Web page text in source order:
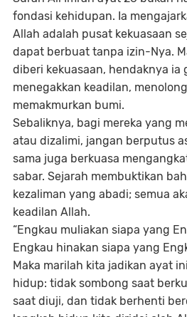
fondasi kehidupan. Ia
Allah adalah pusat kekuasaan
dapat berbuat tanpa izin-Nya.
diberi kekuasaan, hendaknya ia
menegakkan keadilan,
memakmurkan bumi.
Sebaliknya, bagi mereka yang
atau dizalimi, jangan berputus
sama juga berkuasa
sabar. Sejarah membuktikan
kezaliman yang abadi; semua
keadilan Allah.
“Engkau muliakan siapa yang
Engkau hinakan siapa yang
Maka marilah kita jadikan ayat
hidup: tidak sombong saat
saat diuji, dan tidak berhenti